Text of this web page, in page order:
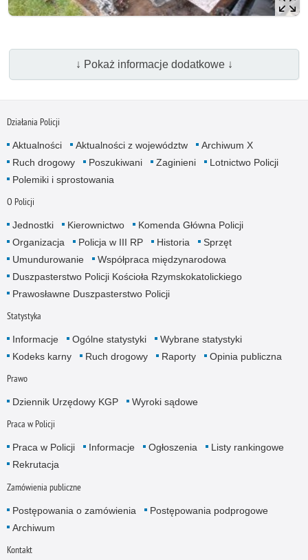
↓ Pokaż informacje dodatkowe ↓
Działania Policji
Aktualności Aktualności z województw
Archiwum X
Ruch drogowy
Poszukiwani Zaginieni
Lotnictwo Policji
Polemiki i sprostowania
O Policji
Jednostki Kierownictwo
Komenda Główna Policji
Organizacja
Policja w III RP Historia
Sprzęt
Umundurowanie
Współpraca międzynarodowa
Duszpasterstwo Policji Kościoła Rzymskokatolickiego
Prawosławne Duszpasterstwo Policji
Statystyka
Informacje Ogólne statystyki
Wybrane statystyki
Kodeks karny
Ruch drogowy Raporty Opinia publiczna
Prawo
Dziennik Urzędowy KGP Wyroki sądowe
Praca w Policji
Praca w Policji Informacje Ogłoszenia
Listy rankingowe
Rekrutacja
Zamówienia publiczne
Postępowania o zamówienia
Postępowania podprogowe
Archiwum
Kontakt